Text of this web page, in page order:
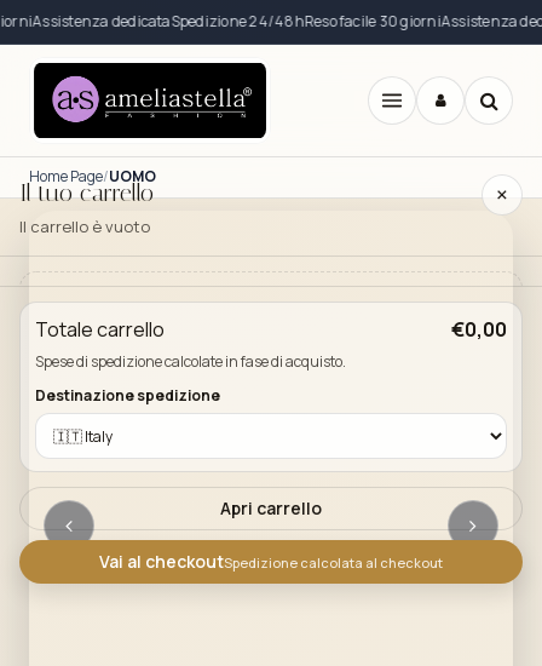
Assistenza dedicataSpedizione 24/48hReso facile 30 giorniAssistenza
Apri
Il tuo carrello
Il carrello è vuoto
×
Il carrello è vuoto. Esplora il catalogo e aggiungi i
Totale carrello €0,00
Spese di spedizione calcolate in fase di acquisto.
Destinazione spedizione
Apri carrello
Vai al checkoutSpedizione calcolata al checkout
Home Page UOMO